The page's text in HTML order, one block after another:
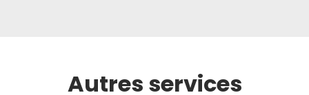
Autres services